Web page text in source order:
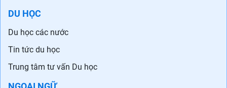
DU HỌC
Du học các nước
Tin tức du học
Trung tâm tư vấn Du học